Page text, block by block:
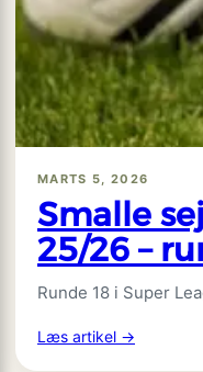
i
VAR-
drama
i
Volos
nulgysere
i
og
Piraeus
MARTS 5, 2026
Smalle
25/26 –
Runde 18 i Super
Læs artikel →